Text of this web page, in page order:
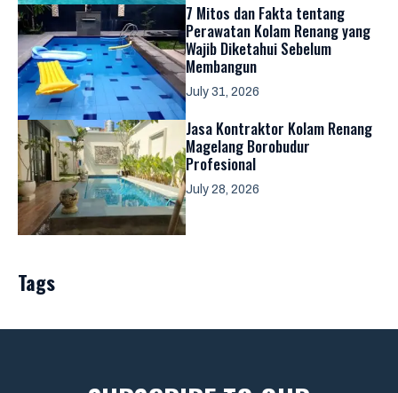
7 Mitos dan Fakta tentang
Perawatan Kolam Renang yang
Wajib Diketahui Sebelum
Membangun
July 31, 2026
Jasa Kontraktor Kolam Renang
Magelang Borobudur
Profesional
July 28, 2026
Tags